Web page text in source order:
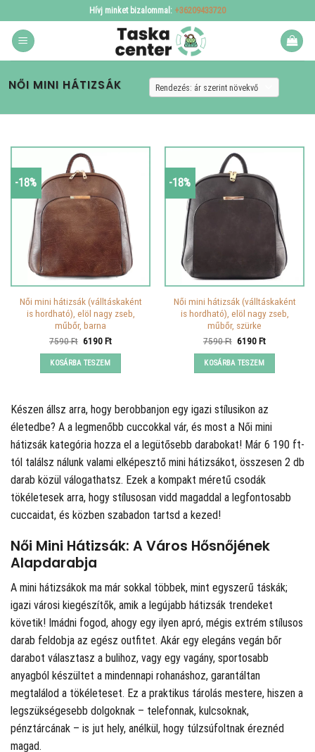
to
content
Hívj minket bizalommal: +36209433720
NŐI MINI HÁTIZSÁK
-18%
Női mini hátizsák (válltáskaként
is hordható), elöl nagy zseb,
műbőr, barna
7590Ft Original
was:
7590 Ft.
6190FtCurrent
KOSÁRBA TESZEM
-18%
Női mini hátizsák (válltáskaként
is hordható), elöl nagy zseb,
műbőr, szürke
7590Ft Original
was:
7590 Ft.
6190FtCurrent
KOSÁRBA TESZEM
Készen állsz arra, hogy berobbanjon egy igazi stílusikon az
életedbe? A a legmenőbb cuccokkal vár, és most a Női mini
hátizsák kategória hozza el a legütősebb darabokat! Már 6 190 ft-
tól találsz nálunk valami elképesztő mini hátizsákot, összesen 2 db
darab közül válogathatsz. Ezek a kompakt méretű csodák
tökéletesek arra, hogy stílusosan vidd magaddal a legfontosabb
cuccaidat, és közben szabadon tartsd a kezed!
Női Mini Hátizsák: A Város Hősnőjének
Alapdarabja
A mini hátizsákok ma már sokkal többek, mint egyszerű táskák;
igazi városi kiegészítők, amik a legújabb hátizsák trendeket
követik! Imádni fogod, ahogy egy ilyen apró, mégis extrém stílusos
darab feldobja az egész outfitet. Akár egy elegáns vegán bőr
darabot választasz a bulihoz, vagy egy vagány, sportosabb
anyagból készültet a mindennapi rohanáshoz, garantáltan
megtalálod a tökéleteset. Ez a praktikus tárolás mestere, hiszen a
legszükségesebb dolgoknak – telefonnak, kulcsoknak,
pénztárcának – is jut hely, anélkül, hogy túlzsúfoltnak éreznéd
magad.